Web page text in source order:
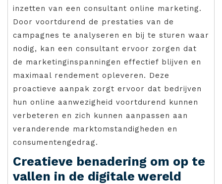
inzetten van een consultant online marketing.
Door voortdurend de prestaties van de
campagnes te analyseren en bij te sturen waar
nodig, kan een consultant ervoor zorgen dat
de marketinginspanningen effectief blijven en
maximaal rendement opleveren. Deze
proactieve aanpak zorgt ervoor dat bedrijven
hun online aanwezigheid voortdurend kunnen
verbeteren en zich kunnen aanpassen aan
veranderende marktomstandigheden en
consumentengedrag.
Creatieve benadering om op te
vallen in de digitale wereld